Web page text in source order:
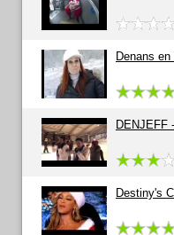
Denans
DENJEFF
Destiny's